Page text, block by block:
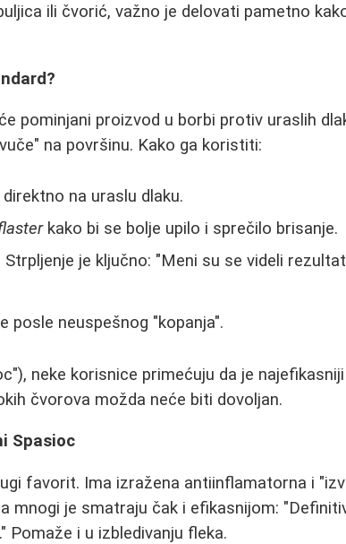
ili čvorić, važno je delovati pametno
pominjani proizvod u borbi protiv uraslih
na površinu. Kako ga koristiti:
direktno na uraslu dlaku.
kako bi se bolje upilo i sprečilo brisanje.
je ključno: "Meni su se videli
posle neuspešnog "kopanja".
neke korisnice primećuju da je
čvorova možda neće biti dovoljan.
Spasioc
favorit. Ima izražena antiinflamatorna i
mnogi je smatraju čak i efikasnijom:
Pomaže i u izbledivanju fleka.